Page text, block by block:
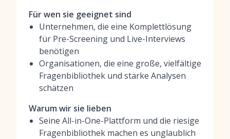
Für wen sie geeignet sind
Unternehmen, die eine Komplettlösung
für Pre-Screening und Live-Interviews
benötigen
Organisationen, die eine große, vielfältige
Fragenbibliothek und starke Analysen
schätzen
Warum wir sie lieben
Seine All-in-One-Plattform und die riesige
Fragenbibliothek machen es unglaublich